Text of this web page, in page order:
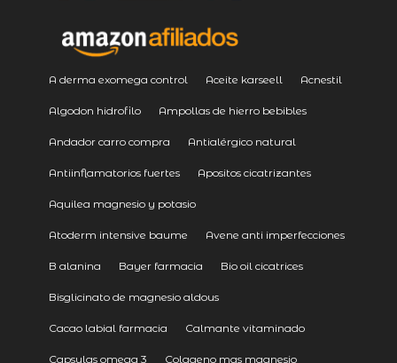
A derma exomega control Aceite karseell Acnestil
Algodon hidrofilo Ampollas de hierro bebibles
Andador carro compra Antialérgico natural
Antiinflamatorios fuertes Apositos cicatrizantes
Aquilea magnesio y potasio
Atoderm intensive baume Avene anti imperfecciones
B alanina Bayer farmacia Bio oil cicatrices
Bisglicinato de magnesio aldous
Cacao labial farmacia Calmante vitaminado
Capsulas omega 3 Colageno mas magnesio